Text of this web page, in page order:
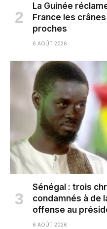
La Guinée
France les
proches
6 AOÛT 2026
Sénégal : trois
condamnés à de
offense au
6 AOÛT 2026